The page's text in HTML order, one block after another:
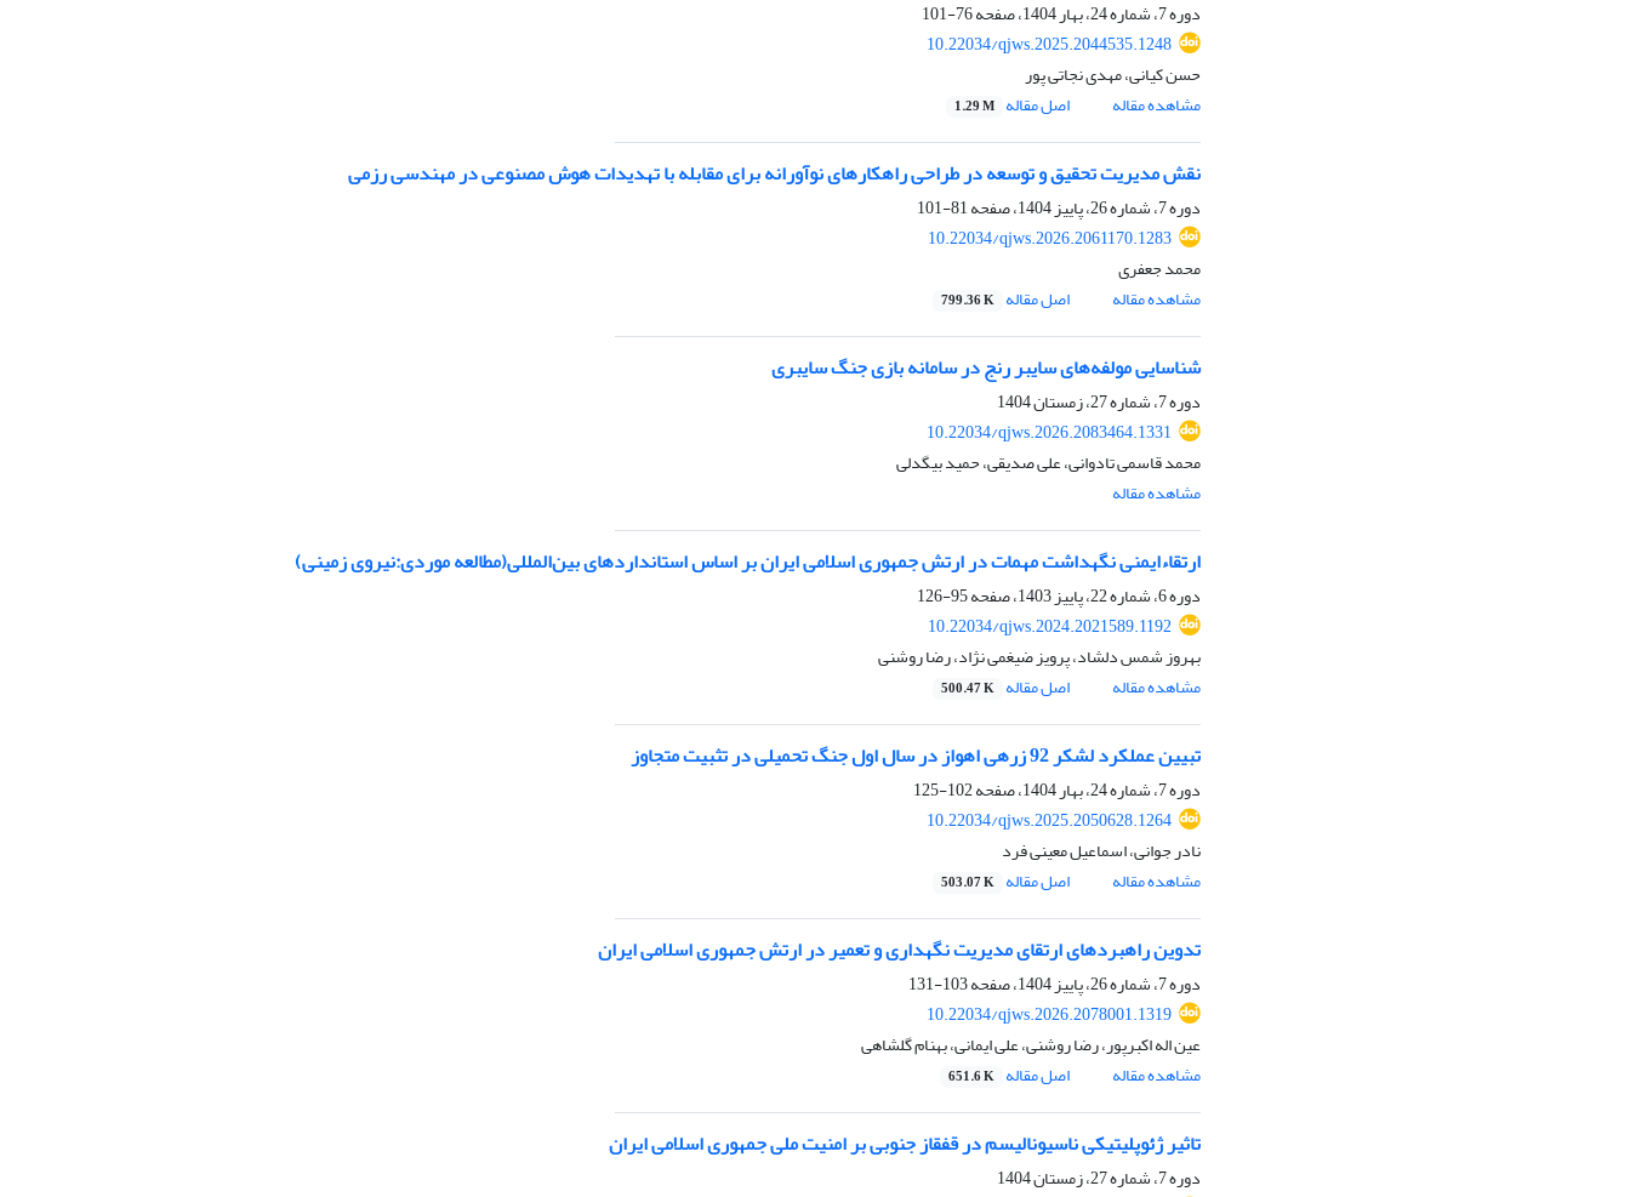
دوره 7، شماره 24، بهار 1404، صفحه
76-101
10.22034/qjws.2025.2044535.1248
حسن کیانی، مهدی نجاتی پور
مشاهده مقاله
اصل مقاله 1.29 M
نقش مدیریت تحقیق و توسعه در طراحی راهکارهای نوآورانه برای مقابله با تهدیدات هوش مصنوعی در مهندسی رزمی
دوره 7، شماره 26، پاییز 1404، صفحه
81-101
10.22034/qjws.2026.2061170.1283
محمد جعفری
مشاهده مقاله
اصل مقاله 799.36 K
شناسایی مولفه‌های سایبر رنج در سامانه بازی جنگ سایبری
دوره 7، شماره 27، زمستان 1404
10.22034/qjws.2026.2083464.1331
محمد قاسمی تادوانی، علی صدیقی، حمید بیگدلی
مشاهده مقاله
ارتقاءایمنی نگهداشت مهمات در ارتش جمهوری اسلامی ایران بر اساس استانداردهای بین‌المللی(مطالعه موردی:نیروی زمینی)
دوره 6، شماره 22، پاییز 1403، صفحه
95-126
10.22034/qjws.2024.2021589.1192
بهروز شمس دلشاد، پرویز ضیغمی نژاد، رضا روشنی
مشاهده مقاله
اصل مقاله 500.47 K
تبیین عملکرد لشکر 92 زرهی اهواز در سال اول جنگ تحمیلی در تثبیت متجاوز
دوره 7، شماره 24، بهار 1404، صفحه
102-125
10.22034/qjws.2025.2050628.1264
نادر جوانی، اسماعیل معینی فرد
مشاهده مقاله
اصل مقاله 503.07 K
تدوین راهبردهای ارتقای مدیریت نگهداری و تعمیر در ارتش جمهوری اسلامی ایران
دوره 7، شماره 26، پاییز 1404، صفحه
103-131
10.22034/qjws.2026.2078001.1319
عین اله اکبرپور، رضا روشنی، علی ایمانی، بهنام گلشاهی
مشاهده مقاله
اصل مقاله 651.6 K
تاثیر ژئوپلیتیکی ناسیونالیسم در قفقاز جنوبی‎ بر امنیت ملی ‏جمهوری اسلامی ایران
دوره 7، شماره 27، زمستان 1404